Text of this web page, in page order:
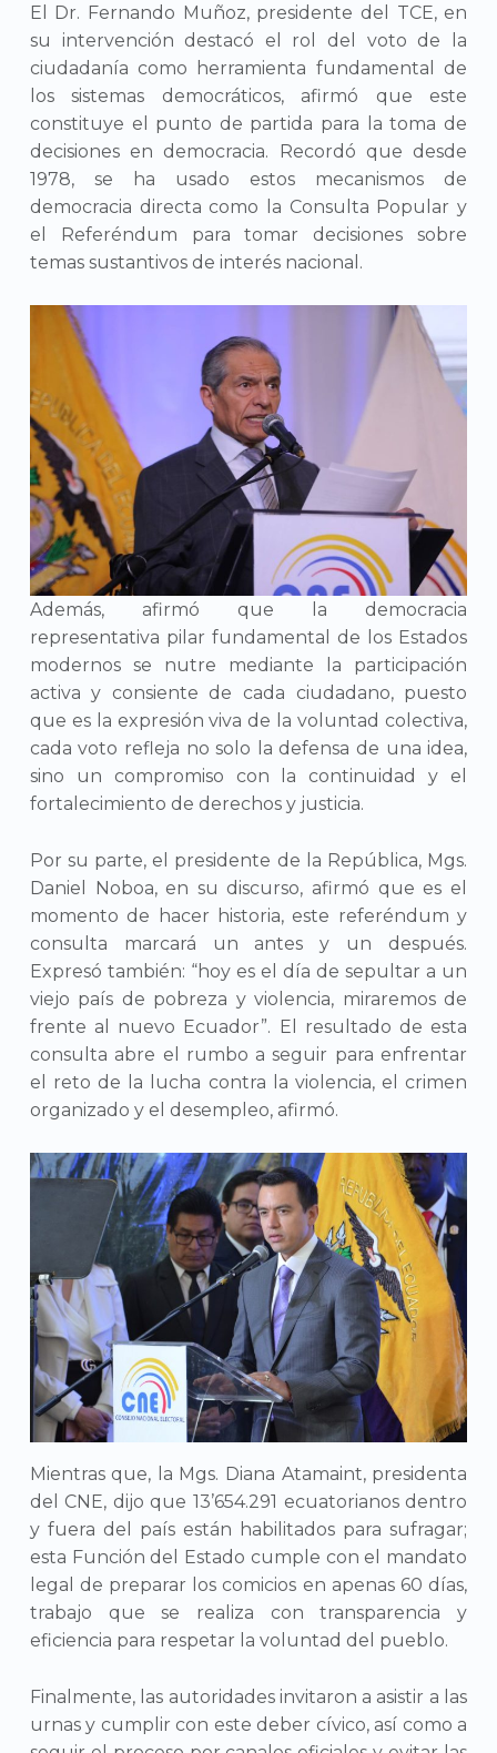
El Dr. Fernando Muñoz, presidente del TCE, en
su intervención destacó el rol del voto de la
ciudadanía como herramienta fundamental de
los sistemas democráticos, afirmó que este
constituye el punto de partida para la toma de
decisiones en democracia. Recordó que desde
1978, se ha usado estos mecanismos de
democracia directa como la Consulta Popular y
el Referéndum para tomar decisiones sobre
temas sustantivos de interés nacional.
Además, afirmó que la democracia
representativa pilar fundamental de los Estados
modernos se nutre mediante la participación
activa y consiente de cada ciudadano, puesto
que es la expresión viva de la voluntad colectiva,
cada voto refleja no solo la defensa de una idea,
sino un compromiso con la continuidad y el
fortalecimiento de derechos y justicia.
Por su parte, el presidente de la República, Mgs.
Daniel Noboa, en su discurso, afirmó que es el
momento de hacer historia, este referéndum y
consulta marcará un antes y un después.
Expresó también: “hoy es el día de sepultar a un
viejo país de pobreza y violencia, miraremos de
frente al nuevo Ecuador”. El resultado de esta
consulta abre el rumbo a seguir para enfrentar
el reto de la lucha contra la violencia, el crimen
organizado y el desempleo, afirmó.
Mientras que, la Mgs. Diana Atamaint, presidenta
del CNE, dijo que 13’654.291 ecuatorianos dentro
y fuera del país están habilitados para sufragar;
esta Función del Estado cumple con el mandato
legal de preparar los comicios en apenas 60 días,
trabajo que se realiza con transparencia y
eficiencia para respetar la voluntad del pueblo.
Finalmente, las autoridades invitaron a asistir a las
urnas y cumplir con este deber cívico, así como a